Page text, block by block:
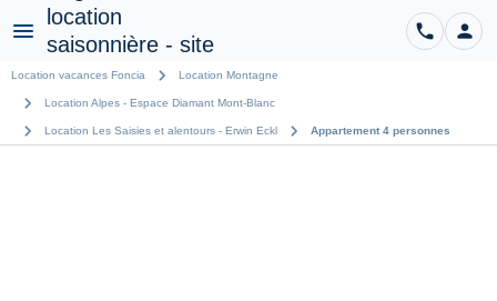
Menu phone person
Location vacances Foncia chevron_right Location Montagne
chevron_right Location Alpes - Espace Diamant Mont-Blanc
chevron_right Location Les Saisies et alentours - Erwin Eckl chevron_right Appartement 4 personnes